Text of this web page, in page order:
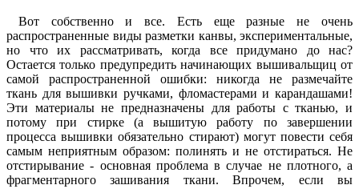
Вот собственно и все. Есть еще разные не очень
распространенные виды разметки канвы, экспериментальные,
но что их рассматривать, когда все придумано до нас?
Остается только предупредить начинающих вышивальщиц от
самой распространенной ошибки: никогда не размечайте
ткань для вышивки ручками, фломастерами и карандашами!
Эти материалы не предназначены для работы с тканью, и
потому при стирке (а вышитую работу по завершении
процесса вышивки обязательно стирают) могут повести себя
самым неприятным образом: полинять и не отстираться. Не
отстирывание - основная проблема в случае не плотного, а
фрагментарного зашивания ткани. Впрочем, если вы